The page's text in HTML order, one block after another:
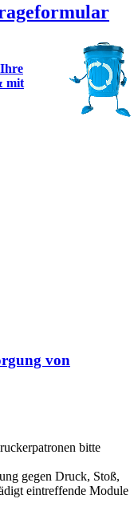
mit
von
bitte
gegen Druck, Stoß,
eintreffende Module